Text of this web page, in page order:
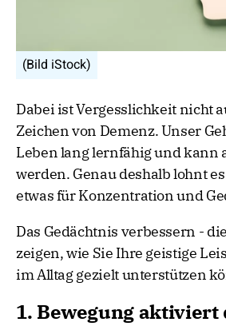
(Bild iStock)
Dabei ist Vergesslichkeit nicht
Zeichen von Demenz. Unser
Leben lang lernfähig und
werden. Genau deshalb lohnt
etwas für Konzentration und
Das Gedächtnis verbessern -
zeigen, wie Sie Ihre geistige
im Alltag gezielt unterstützen
1. Bewegung aktiviert